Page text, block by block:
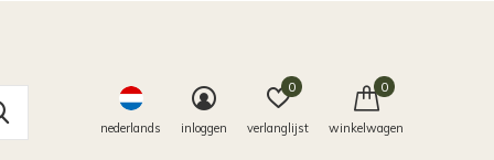
nederlands inloggen verlanglijst
0
winkelwagen
0